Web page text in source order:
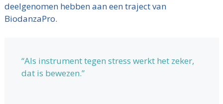
deelgenomen hebben aan een traject van
BiodanzaPro.
“Als instrument tegen stress werkt het zeker,
dat is bewezen.”